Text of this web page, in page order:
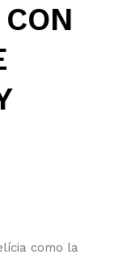
como la